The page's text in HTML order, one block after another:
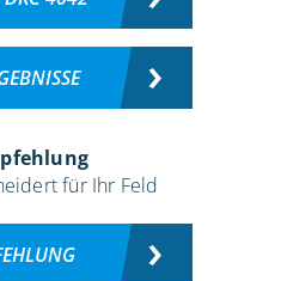
für Ihr Feld